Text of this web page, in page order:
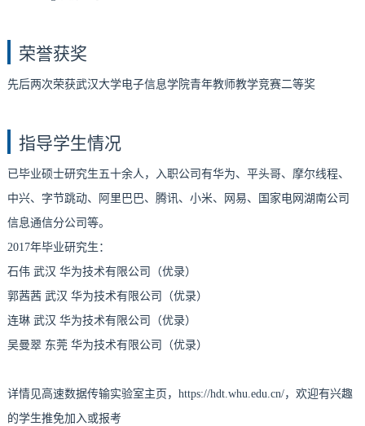
荣誉获奖
先后两次荣获武汉大学电子信息学院青年教师教学竞赛二等奖
指导学生情况
已毕业硕士研究生五十余人，入职公司有华为、平头哥、摩尔线程、
中兴、字节跳动、阿里巴巴、腾讯、小米、网易、国家电网湖南公司
信息通信分公司等。
2017年毕业研究生：
石伟 武汉 华为技术有限公司（优录）
郭茜茜 武汉 华为技术有限公司（优录）
连琳 武汉 华为技术有限公司（优录）
吴曼翠 东莞 华为技术有限公司（优录）
详情见高速数据传输实验室主页，https://hdt.whu.edu.cn/，欢迎有兴趣
的学生推免加入或报考